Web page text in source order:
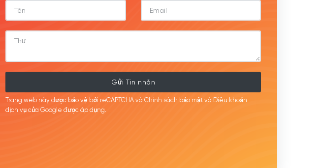
Gửi Tin nhắn
Trang web này được bảo vệ bởi reCAPTCHA và Chính sách bảo mật và Điều khoản
dịch vụ của Google được áp dụng.